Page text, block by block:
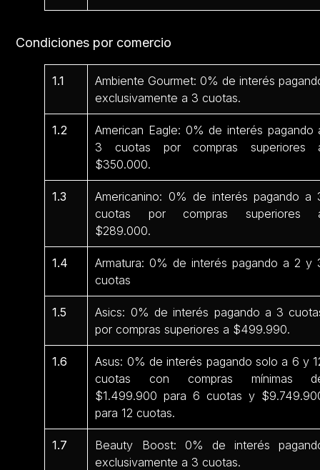
Condiciones por comercio
1.1
Ambiente Gourmet: 0% de interés
exclusivamente a 3 cuotas.
1.2
American Eagle: 0% de interés pagando
3 cuotas por compras superiores
$350.000.
1.3
Americanino: 0% de interés pagando a
cuotas por compras superiores
$289.000.
1.4
Armatura: 0% de interés pagando a 2 y
cuotas
1.5
Asics: 0% de interés pagando a 3
por compras superiores a $499.990.
1.6
Asus: 0% de interés pagando solo a 6 y
cuotas con compras mínimas
$1.499.900 para 6 cuotas y
para 12 cuotas.
1.7
Beauty Boost: 0% de interés
exclusivamente a 3 cuotas.